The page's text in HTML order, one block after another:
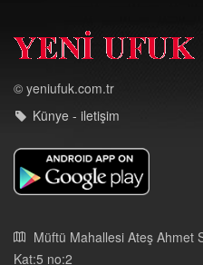
© yeniufuk.com.tr
Künye - iletişim
Müftü Mahallesi Ateş Ahmet
Kat:5 no:2